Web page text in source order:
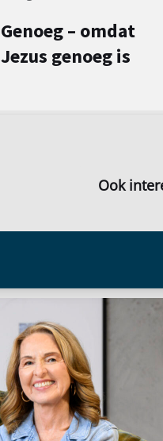
Genoeg – omdat
Jezus genoeg is
Ook